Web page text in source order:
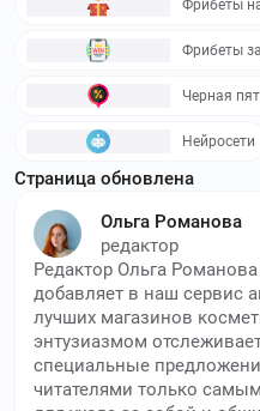
Фрибеты
Фрибеты
Черная
Нейросети
Страница обновлена
Ольга Романова
редактор
Редактор Ольга
добавляет в наш сервис
лучших магазинов
энтузиазмом
специальные
читателями только